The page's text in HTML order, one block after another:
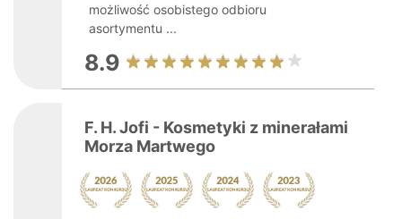
możliwość osobistego odbioru
asortymentu ...
8.9
F. H. Jofi - Kosmetyki z minerałami
Morza Martwego